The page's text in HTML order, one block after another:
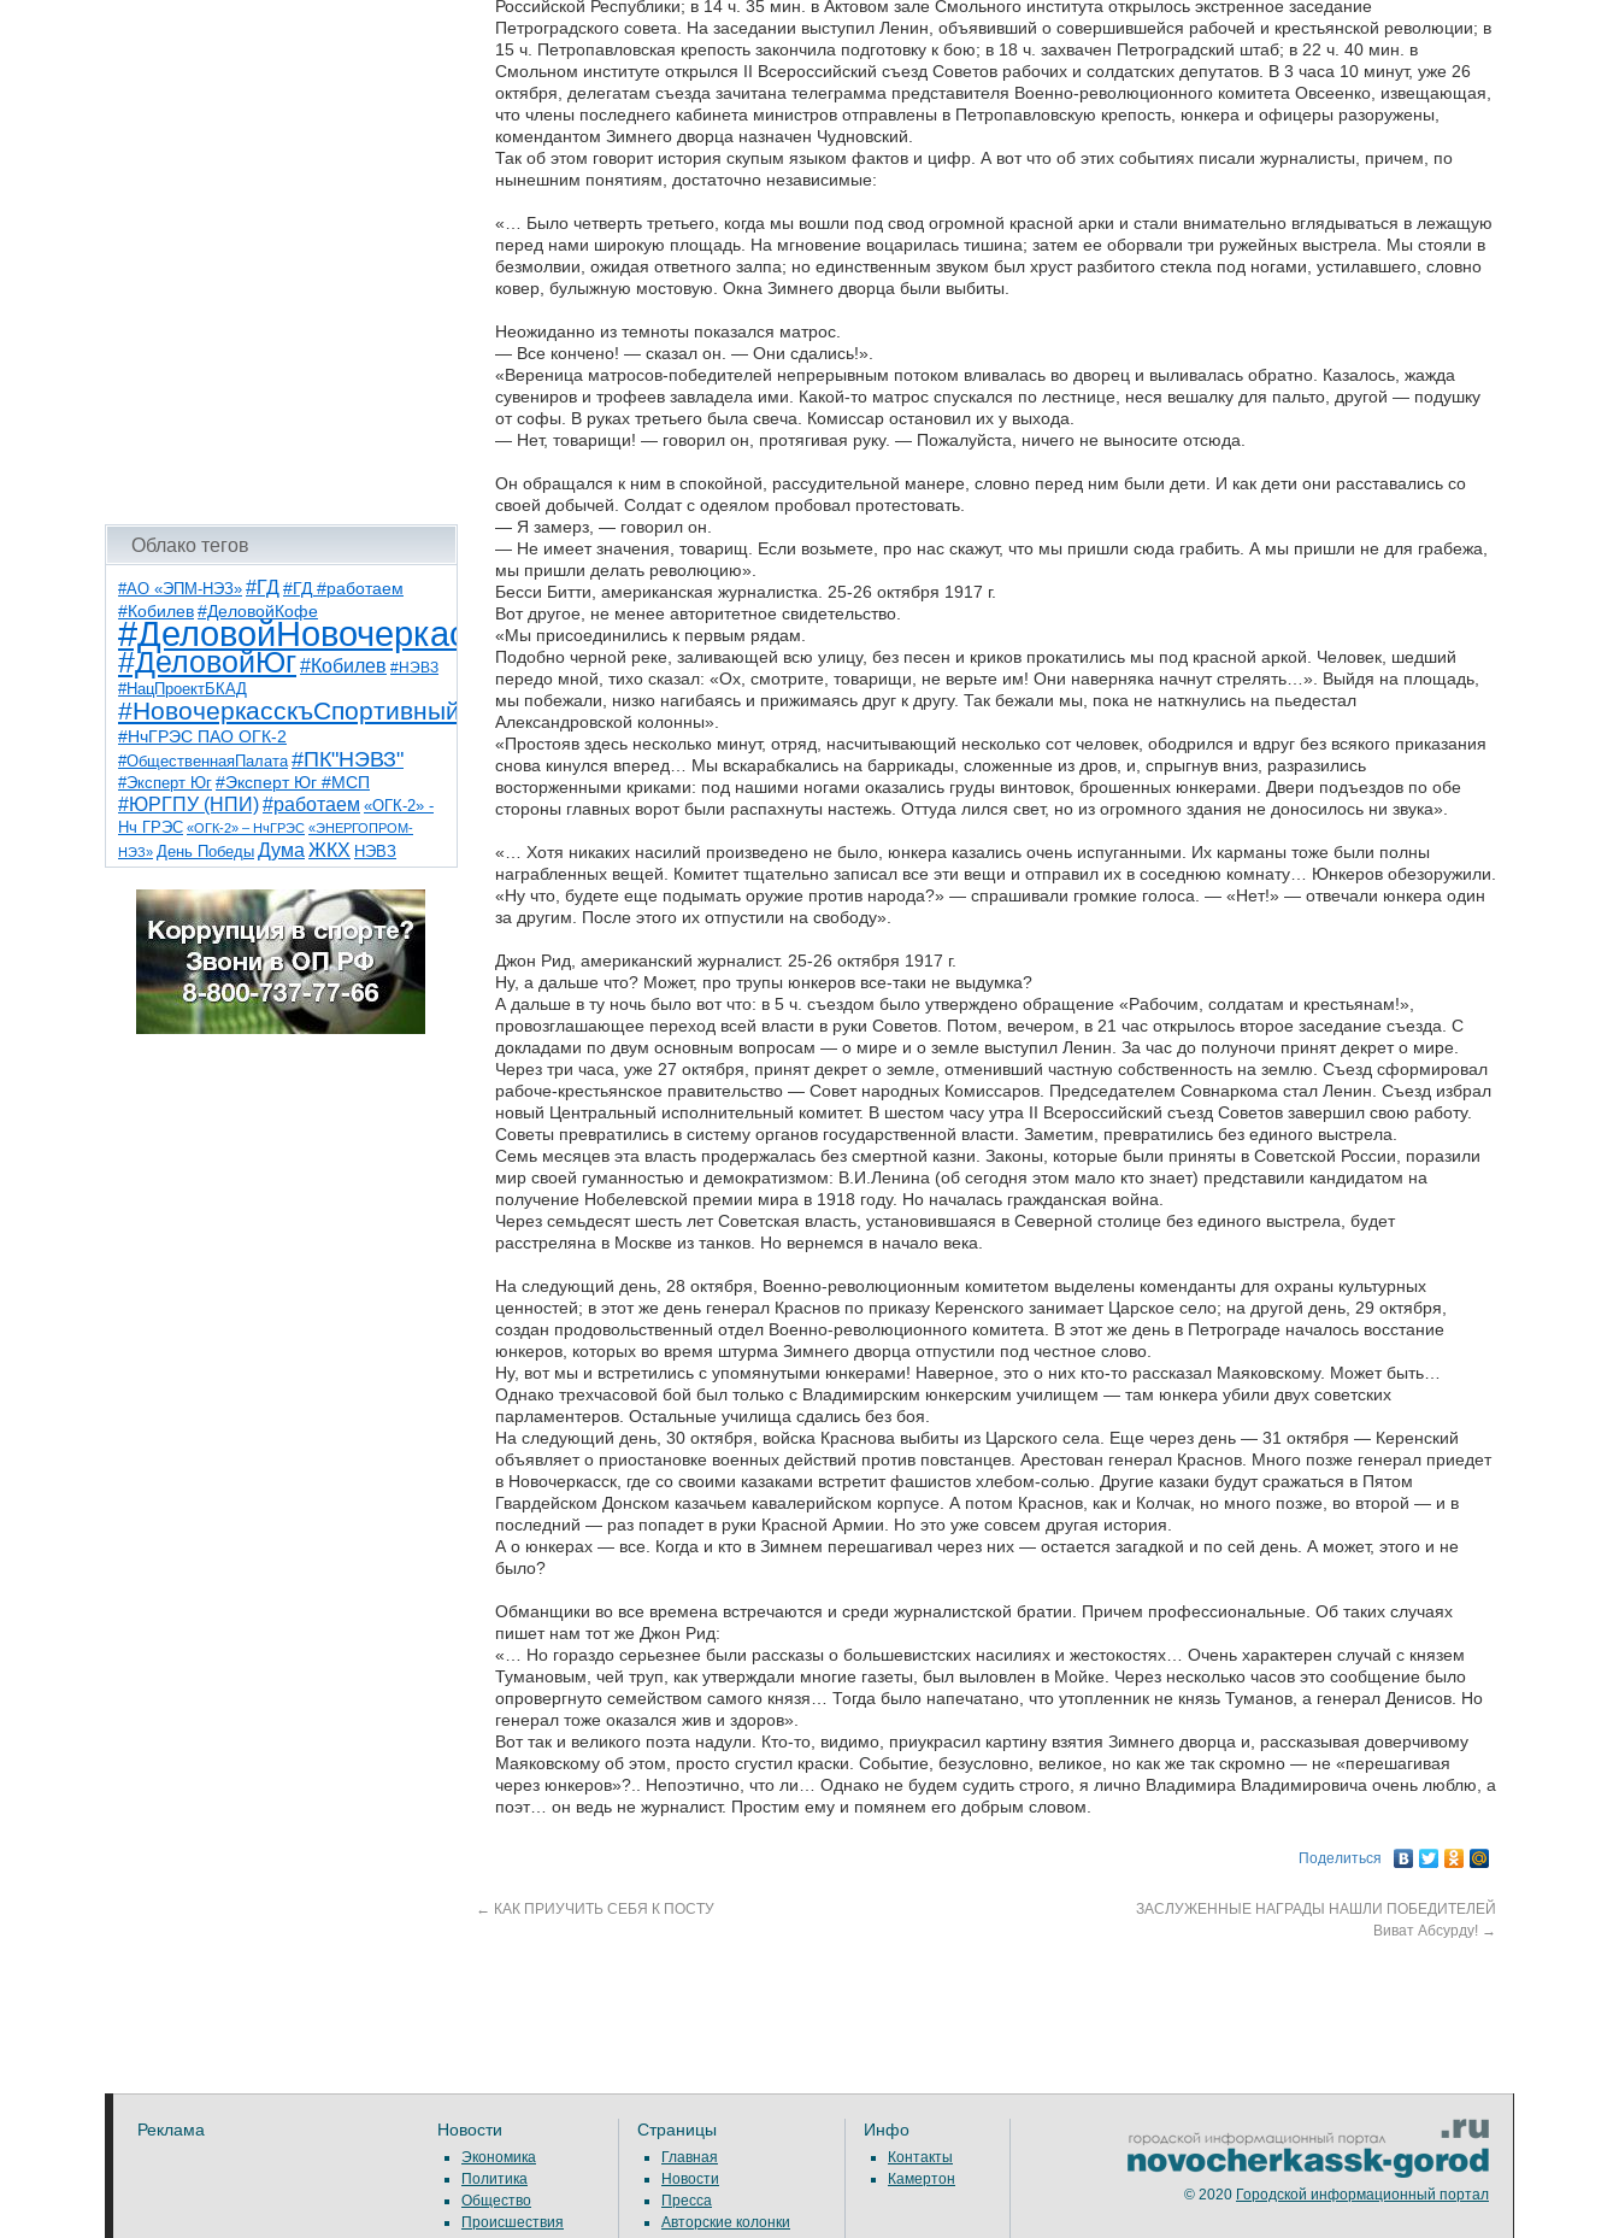
Облако тегов
#АО «ЭПМ-НЭЗ» #ГД #ГД #работаем
#Кобилев #ДеловойКофе
#ДеловойНовочеркасск
#ДеловойЮг#Кобилев #НЭВЗ
#НацПроектБКАД
#НовочеркасскъСпортивный
#НчГРЭС ПАО ОГК-2
#ОбщественнаяПалата #ПК"НЭВЗ"
#Эксперт Юг #Эксперт Юг #МСП
#ЮРГПУ (НПИ)#работаем «ОГК-2» -
Нч ГРЭС «ОГК-2» – НчГРЭС «ЭНЕРГОПРОМ-
НЭЗ» День Победы Дума ЖКХ НЭВЗ
НчГРЭС ТНТ
благоустройствоветераны выборы
детидороги казаки коррупция космос
общественная палата парк пожар роща
спорт театр транспорт художники
Российской Республики; в 14 ч. 35 мин. в Актовом зале Смольного института открылось экстренное заседание
Петроградского совета. На заседании выступил Ленин, объявивший о совершившейся рабочей и крестьянской революции; в
15 ч. Петропавловская крепость закончила подготовку к бою; в 18 ч. захвачен Петроградский штаб; в 22 ч. 40 мин. в
Смольном институте открылся II Всероссийский съезд Советов рабочих и солдатских депутатов. В 3 часа 10 минут, уже 26
октября, делегатам съезда зачитана телеграмма представителя Военно-революционного комитета Овсеенко, извещающая,
что члены последнего кабинета министров отправлены в Петропавловскую крепость, юнкера и офицеры разоружены,
комендантом Зимнего дворца назначен Чудновский.
Так об этом говорит история скупым языком фактов и цифр. А вот что об этих событиях писали журналисты, причем, по
нынешним понятиям, достаточно независимые:
«… Было четверть третьего, когда мы вошли под свод огромной красной арки и стали внимательно вглядываться в лежащую
перед нами широкую площадь. На мгновение воцарилась тишина; затем ее оборвали три ружейных выстрела. Мы стояли в
безмолвии, ожидая ответного залпа; но единственным звуком был хруст разбитого стекла под ногами, устилавшего, словно
ковер, булыжную мостовую. Окна Зимнего дворца были выбиты.
Неожиданно из темноты показался матрос.
— Все кончено! — сказал он. — Они сдались!».
«Вереница матросов-победителей непрерывным потоком вливалась во дворец и выливалась обратно. Казалось, жажда
сувениров и трофеев завладела ими. Какой-то матрос спускался по лестнице, неся вешалку для пальто, другой — подушку
от софы. В руках третьего была свеча. Комиссар остановил их у выхода.
— Нет, товарищи! — говорил он, протягивая руку. — Пожалуйста, ничего не выносите отсюда.
Он обращался к ним в спокойной, рассудительной манере, словно перед ним были дети. И как дети они расставались со
своей добычей. Солдат с одеялом пробовал протестовать.
— Я замерз, — говорил он.
— Не имеет значения, товарищ. Если возьмете, про нас скажут, что мы пришли сюда грабить. А мы пришли не для грабежа,
мы пришли делать революцию».
Бесси Битти, американская журналистка. 25-26 октября 1917 г.
Вот другое, не менее авторитетное свидетельство.
«Мы присоединились к первым рядам.
Подобно черной реке, заливающей всю улицу, без песен и криков прокатились мы под красной аркой. Человек, шедший
передо мной, тихо сказал: «Ох, смотрите, товарищи, не верьте им! Они наверняка начнут стрелять…». Выйдя на площадь,
мы побежали, низко нагибаясь и прижимаясь друг к другу. Так бежали мы, пока не наткнулись на пьедестал
Александровской колонны».
«Простояв здесь несколько минут, отряд, насчитывающий несколько сот человек, ободрился и вдруг без всякого приказания
снова кинулся вперед… Мы вскарабкались на баррикады, сложенные из дров, и, спрыгнув вниз, разразились
восторженными криками: под нашими ногами оказались груды винтовок, брошенных юнкерами. Двери подъездов по обе
стороны главных ворот были распахнуты настежь. Оттуда лился свет, но из огромного здания не доносилось ни звука».
«… Хотя никаких насилий произведено не было, юнкера казались очень испуганными. Их карманы тоже были полны
награбленных вещей. Комитет тщательно записал все эти вещи и отправил их в соседнюю комнату… Юнкеров обезоружили.
«Ну что, будете еще подымать оружие против народа?» — спрашивали громкие голоса. — «Нет!» — отвечали юнкера один
за другим. После этого их отпустили на свободу».
Джон Рид, американский журналист. 25-26 октября 1917 г.
Ну, а дальше что? Может, про трупы юнкеров все-таки не выдумка?
А дальше в ту ночь было вот что: в 5 ч. съездом было утверждено обращение «Рабочим, солдатам и крестьянам!»,
провозглашающее переход всей власти в руки Советов. Потом, вечером, в 21 час открылось второе заседание съезда. С
докладами по двум основным вопросам — о мире и о земле выступил Ленин. За час до полуночи принят декрет о мире.
Через три часа, уже 27 октября, принят декрет о земле, отменивший частную собственность на землю. Съезд сформировал
рабоче-крестьянское правительство — Совет народных Комиссаров. Председателем Совнаркома стал Ленин. Съезд избрал
новый Центральный исполнительный комитет. В шестом часу утра II Всероссийский съезд Советов завершил свою работу.
Советы превратились в систему органов государственной власти. Заметим, превратились без единого выстрела.
Семь месяцев эта власть продержалась без смертной казни. Законы, которые были приняты в Советской России, поразили
мир своей гуманностью и демократизмом: В.И.Ленина (об сегодня этом мало кто знает) представили кандидатом на
получение Нобелевской премии мира в 1918 году. Но началась гражданская война.
Через семьдесят шесть лет Советская власть, установившаяся в Северной столице без единого выстрела, будет
расстреляна в Москве из танков. Но вернемся в начало века.
На следующий день, 28 октября, Военно-революционным комитетом выделены коменданты для охраны культурных
ценностей; в этот же день генерал Краснов по приказу Керенского занимает Царское село; на другой день, 29 октября,
создан продовольственный отдел Военно-революционного комитета. В этот же день в Петрограде началось восстание
юнкеров, которых во время штурма Зимнего дворца отпустили под честное слово.
Ну, вот мы и встретились с упомянутыми юнкерами! Наверное, это о них кто-то рассказал Маяковскому. Может быть…
Однако трехчасовой бой был только с Владимирским юнкерским училищем — там юнкера убили двух советских
парламентеров. Остальные училища сдались без боя.
На следующий день, 30 октября, войска Краснова выбиты из Царского села. Еще через день — 31 октября — Керенский
объявляет о приостановке военных действий против повстанцев. Арестован генерал Краснов. Много позже генерал приедет
в Новочеркасск, где со своими казаками встретит фашистов хлебом-солью. Другие казаки будут сражаться в Пятом
Гвардейском Донском казачьем кавалерийском корпусе. А потом Краснов, как и Колчак, но много позже, во второй — и в
последний — раз попадет в руки Красной Армии. Но это уже совсем другая история.
А о юнкерах — все. Когда и кто в Зимнем перешагивал через них — остается загадкой и по сей день. А может, этого и не
было?
Обманщики во все времена встречаются и среди журналистской братии. Причем профессиональные. Об таких случаях
пишет нам тот же Джон Рид:
«… Но гораздо серьезнее были рассказы о большевистских насилиях и жестокостях… Очень характерен случай с князем
Тумановым, чей труп, как утверждали многие газеты, был выловлен в Мойке. Через несколько часов это сообщение было
опровергнуто семейством самого князя… Тогда было напечатано, что утопленник не князь Туманов, а генерал Денисов. Но
генерал тоже оказался жив и здоров».
Вот так и великого поэта надули. Кто-то, видимо, приукрасил картину взятия Зимнего дворца и, рассказывая доверчивому
Маяковскому об этом, просто сгустил краски. Событие, безусловно, великое, но как же так скромно — не «перешагивая
через юнкеров»?.. Непоэтично, что ли… Однако не будем судить строго, я лично Владимира Владимировича очень люблю, а
поэт… он ведь не журналист. Простим ему и помянем его добрым словом.
Поделиться
← КАК ПРИУЧИТЬ СЕБЯ К ПОСТУ
ЗАСЛУЖЕННЫЕ НАГРАДЫ НАШЛИ ПОБЕДИТЕЛЕЙ
Виват Абсурду! →
Реклама Новости
Экономика
Политика
Общество
Происшествия
Страницы
Главная
Новости
Пресса
Авторские колонки
Инфо
Контакты
Камертон
© 2020 Городской информационный портал